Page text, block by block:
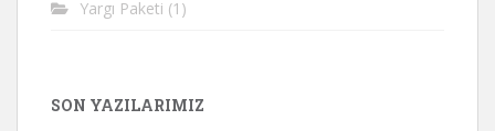
Yargı Paketi (1)
SON YAZILARIMIZ